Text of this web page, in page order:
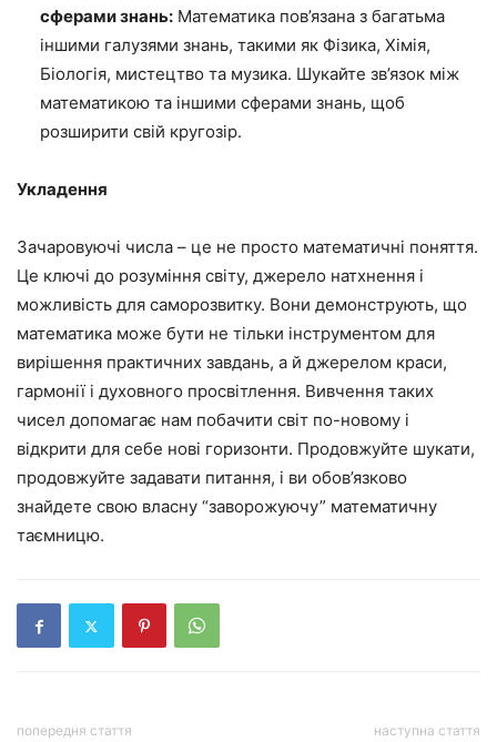
сферами знань: Математика пов’язана з багатьма
іншими галузями знань, такими як Фізика, Хімія,
Біологія, мистецтво та музика. Шукайте зв’язок між
математикою та іншими сферами знань, щоб
розширити свій кругозір.
Укладення
Зачаровуючі числа – це не просто математичні поняття.
Це ключі до розуміння світу, джерело натхнення і
можливість для саморозвитку. Вони демонструють, що
математика може бути не тільки інструментом для
вирішення практичних завдань, а й джерелом краси,
гармонії і духовного просвітлення. Вивчення таких
чисел допомагає нам побачити світ по-новому і
відкрити для себе нові горизонти. Продовжуйте шукати,
продовжуйте задавати питання, і ви обов’язково
знайдете свою власну “заворожуючу” математичну
таємницю.
попередня стаття наступна стаття